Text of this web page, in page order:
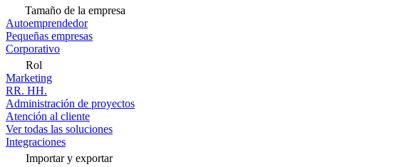
Tamaño de la empresa
Autoemprendedor
Pequeñas empresas
Corporativo
Rol
Marketing
RR. HH.
Administración de proyectos
Atención al cliente
Ver todas las soluciones
Integraciones
Importar y exportar